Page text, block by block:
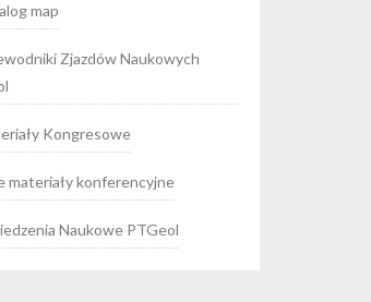
map
Zjazdów Naukowych
Kongresowe
materiały konferencyjne
Naukowe PTGeol